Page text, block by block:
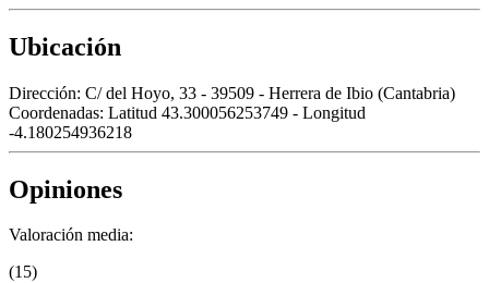
Ubicación
Dirección: C/ del Hoyo, 33 - 39509 - Herrera de Ibio (Cantabria)
Coordenadas: Latitud 43.300056253749 - Longitud
-4.180254936218
Opiniones
Valoración media:
(15)